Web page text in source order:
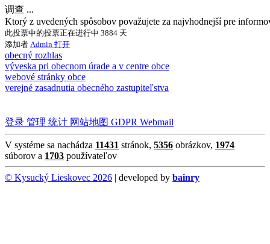
调查 ...
Ktorý z uvedených spôsobov považujete za najvhodnejší pre
此投票中的投票正在进行中 3884 天
添加者 Admin 打开
obecný rozhlas
výveska pri obecnom úrade a v centre obce
webové stránky obce
verejné zasadnutia obecného zastupiteľstva
登录 管理 统计 网站地图 GDPR Webmail
V systéme sa nachádza 11431 stránok, 5356 obrázkov, 1974
súborov a 1703 používateľov
© Kysucký Lieskovec 2026 | developed by bainry